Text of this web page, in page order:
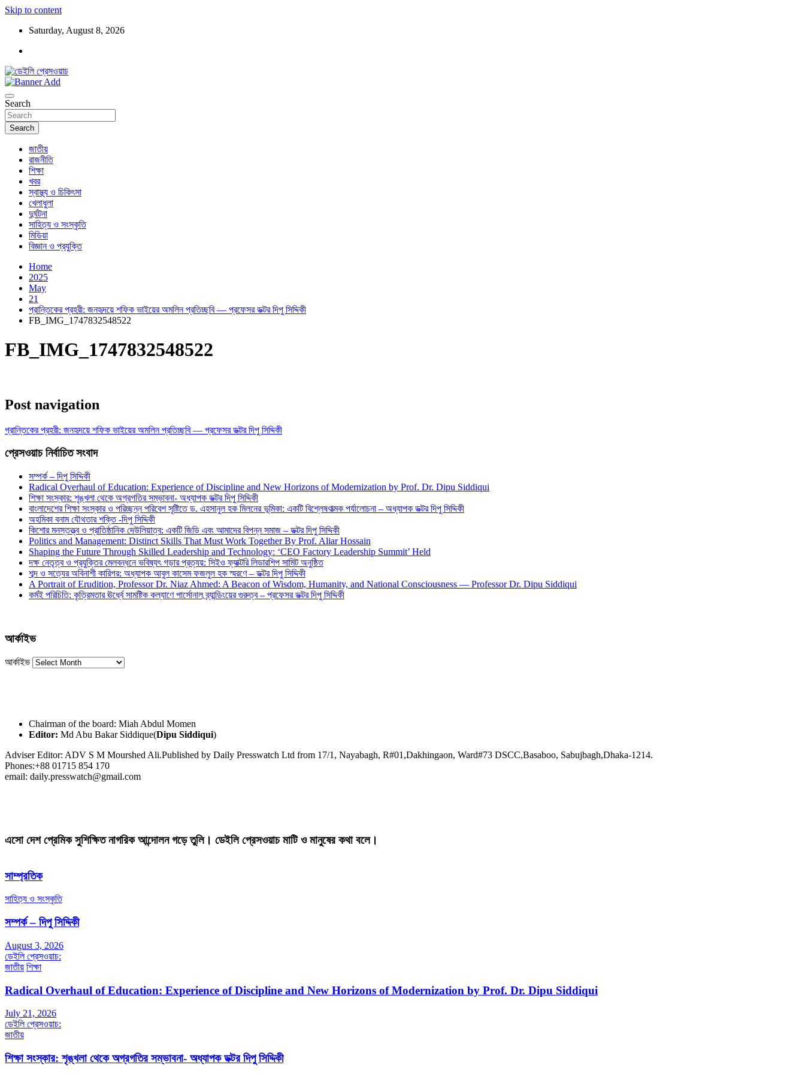
Skip to content
Saturday, August 8, 2026
ডেইলি প্রেসওয়াচ
Search
Search
জাতীয়
রাজনীতি
শিক্ষা
খবর
স্বাস্থ্য ও চিকিৎসা
খেলাধুলা
দুর্ঘটনা
সাহিত্য ও সংস্কৃতি
মিডিয়া
বিজ্ঞান ও প্রযুক্তি
Home
2025
May
21
প্রান্তিকের প্রহরী: জনহৃদয়ে শফিক ভাইয়ের অমলিন প্রতিচ্ছবি — প্রফেসর ডক্টর দিপু সিদ্দিকী
FB_IMG_1747832548522
FB_IMG_1747832548522
Post navigation
প্রান্তিকের প্রহরী: জনহৃদয়ে শফিক ভাইয়ের অমলিন প্রতিচ্ছবি — প্রফেসর ডক্টর দিপু সিদ্দিকী
প্রেসওয়াচ নির্বাচিত সংবাদ
সম্পর্ক – দিপু সিদ্দিকী
Radical Overhaul of Education: Experience of Discipline and New Horizons of Modernization by Prof. Dr. Dipu Siddiqui
শিক্ষা সংস্কার: শৃঙ্খলা থেকে অগ্রগতির সম্ভাবনা- অধ্যাপক ডক্টর দিপু সিদ্দিকী
বাংলাদেশের শিক্ষা সংস্কার ও পরিচ্ছন্ন পরিবেশ সৃষ্টিতে ড. এহসানুল হক মিলনের ভূমিকা: একটি বিশ্লেষণাত্মক পর্যালোচনা – অধ্যাপক ডক্টর দিপু সিদ্দিকী
অহমিকা বনাম যৌথতার শক্তি -দিপু সিদ্দিকী
কিশোর মনস্তত্ত্ব ও প্রাতিষ্ঠানিক দেউলিয়াত্ব: একটি জিডি এবং আমাদের বিপন্ন সমাজ – ডক্টর দিপু সিদ্দিকী
Politics and Management: Distinct Skills That Must Work Together By Prof. Aliar Hossain
Shaping the Future Through Skilled Leadership and Technology: ‘CEO Factory Leadership Summit’ Held
দক্ষ নেতৃত্ব ও প্রযুক্তির মেলবন্ধনে ভবিষ্যৎ গড়ার প্রত্যয়: সিইও ফ্যাক্টরি লিডারশিপ সামিট অনুষ্ঠিত
শব্দ ও সত্যের অবিনাশী কারিগর: অধ্যাপক আবুল কাসেম ফজলুল হক স্মরণে – ডক্টর দিপু সিদ্দিকী
A Portrait of Erudition, Professor Dr. Niaz Ahmed: A Beacon of Wisdom, Humanity, and National Consciousness — Professor Dr. Dipu Siddiqui
কর্মই পরিচিতি: কৃত্রিমতার ঊর্ধ্বে সামষ্টিক কল্যাণে পার্সোনাল ব্র্যান্ডিংয়ের গুরুত্ব – প্রফেসর ডক্টর দিপু সিদ্দিকী
আর্কাইভ
আর্কাইভ
Chairman of the board: Miah Abdul Momen
Editor: Md Abu Bakar Siddique(Dipu Siddiqui)
Adviser Editor: ADV S M Mourshed Ali.Published by Daily Presswatch Ltd from 17/1, Nayabagh, R#01,Dakhingaon, Ward#73 DSCC,Basaboo, Sabujbagh,Dhaka-1214.
Phones:+88 01715 854 170
email: daily.presswatch@gmail.com
এসো দেশ প্রেমিক সুশিক্ষিত নাগরিক আন্দোলন গড়ে তুলি। ডেইলি প্রেসওয়াচ মাটি ও মানুষের কথা বলে।
সাম্প্রতিক
সাহিত্য ও সংস্কৃতি
সম্পর্ক – দিপু সিদ্দিকী
August 3, 2026
ডেইলি প্রেসওয়াচ:
জাতীয় শিক্ষা
Radical Overhaul of Education: Experience of Discipline and New Horizons of Modernization by Prof. Dr. Dipu Siddiqui
July 21, 2026
ডেইলি প্রেসওয়াচ:
জাতীয়
শিক্ষা সংস্কার: শৃঙ্খলা থেকে অগ্রগতির সম্ভাবনা- অধ্যাপক ডক্টর দিপু সিদ্দিকী